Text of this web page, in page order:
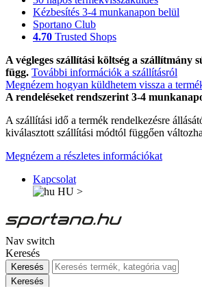
Kézbesítés 3-4 munkanapon belül
Sportano Club
4.70 Trusted Shops
A végleges szállítási költség a szállítmány
függ. További információk a szállításról
Megnézem hogyan küldhetem vissza a
A rendeléseket rendszerint 3-4
A szállítási idő a termék rendelkezésre
kiválasztott szállítási módtól függően
Megnézem a részletes információkat
Kapcsolat
HU >
Nav switch
Keresés
Keresés
Keresés